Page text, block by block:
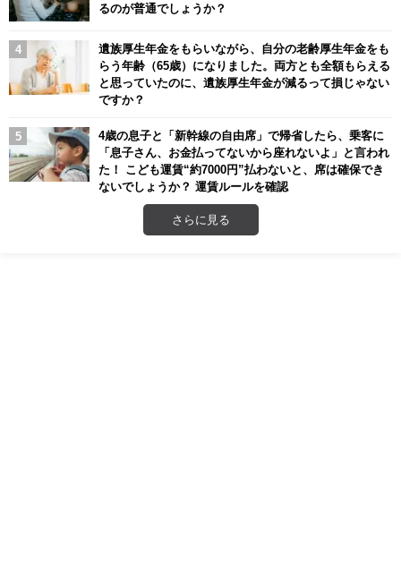
るのが普通でしょうか？
遺族厚生年金をもらいながら、自分の老齢厚生年金をも
らう年齢（65歳）になりました。両方とも全額もらえる
と思っていたのに、遺族厚生年金が減るって損じゃない
ですか？
4歳の息子と「新幹線の自由席」で帰省したら、乗客に
「息子さん、お金払ってないから座れないよ」と言われ
た！ こども運賃“約7000円”払わないと、席は確保でき
ないでしょうか？ 運賃ルールを確認
さらに見る